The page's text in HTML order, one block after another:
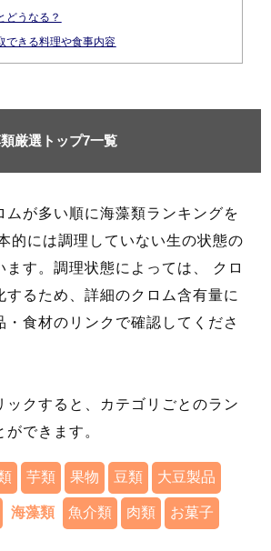
どうなる？
できる料理や食事内容
厳選トップ7一覧
ムが多い順に海藻類ランキングを
的には調理していない生の状態の
ます。調理状態によっては、 クロ
するため、詳細のクロム含有量に
・食材のリンクで確認してくださ
ックすると、カテゴリごとのラン
できます。
芋類 果物 豆類 大豆製品
海藻類 魚介類 肉類 お菓子